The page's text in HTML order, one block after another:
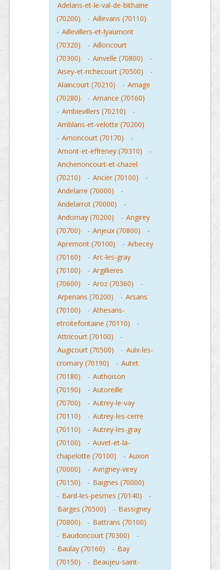
Adelans-et-le-val-de-bithaine
(70200)
- Aillevans (70110)
- Aillevillers-et-lyaumont
(70320)
- Ailloncourt
(70300)
- Ainvelle (70800)
-
Aisey-et-richecourt (70500)
-
Alaincourt (70210)
- Amage
(70280)
- Amance (70160)
- Ambievillers (70210)
-
Amblans-et-velotte (70200)
- Amoncourt (70170)
-
Amont-et-effreney (70310)
-
Anchenoncourt-et-chazel
(70210)
- Ancier (70100)
-
Andelarre (70000)
-
Andelarrot (70000)
-
Andornay (70200)
- Angirey
(70700)
- Anjeux (70800)
-
Apremont (70100)
- Arbecey
(70160)
- Arc-les-gray
(70100)
- Argillieres
(70600)
- Aroz (70360)
-
Arpenans (70200)
- Arsans
(70100)
- Athesans-
etroitefontaine (70110)
-
Attricourt (70100)
-
Augicourt (70500)
- Aulx-les-
cromary (70190)
- Autet
(70180)
- Authoison
(70190)
- Autoreille
(70700)
- Autrey-le-vay
(70110)
- Autrey-les-cerre
(70110)
- Autrey-les-gray
(70100)
- Auvet-et-la-
chapelotte (70100)
- Auxon
(70000)
- Avrigney-virey
(70150)
- Baignes (70000)
- Bard-les-pesmes (70140)
-
Barges (70500)
- Bassigney
(70800)
- Battrans (70100)
- Baudoncourt (70300)
-
Baulay (70160)
- Bay
(70150)
- Beaujeu-saint-